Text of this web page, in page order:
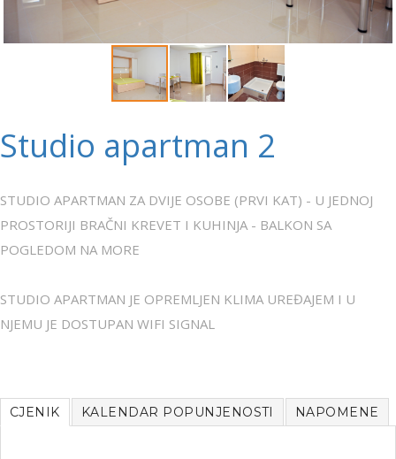
Studio apartman 2
STUDIO APARTMAN ZA DVIJE OSOBE (PRVI KAT) - U JEDNOJ
PROSTORIJI BRAČNI KREVET I KUHINJA - BALKON SA
POGLEDOM NA MORE
STUDIO APARTMAN JE OPREMLJEN KLIMA UREĐAJEM I U
NJEMU JE DOSTUPAN WIFI SIGNAL
CJENIK KALENDAR POPUNJENOSTI NAPOMENE